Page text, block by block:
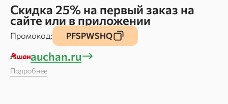
Скидка 25% на первый заказ на
сайте или в приложении
Промокод: PFSPWSHQ
auchan.ru
Подробнее